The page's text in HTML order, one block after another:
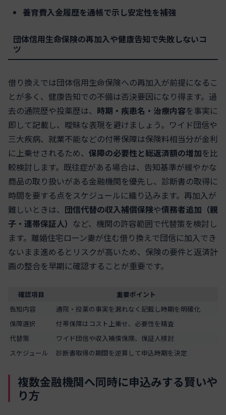
養育費入金履歴を通帳で示し安定性を補強
団体信用生命保険の再加入や健康告知で失敗しないコ
ツ
借り換えでは団体信用生命保険への再加入が前提になるこ
とが多く、健康告知での不備は否決要因になり得ます。過
去の通院歴や投薬歴は、 時期・疾患名・治療内容を事実に
即して記載し、曖昧な表現を避けましょう。ワイド団信や
三大疾病、就業不能などの付帯保障は保険料相当分が金利
に上乗せされるため、 保障の必要性と総返済額の増加を比
較検討します。既往症がある場合は、告知基準が緩やかな
商品の取り扱いがある金融機関を優先し、診断書の取得に
時間を要する点をスケジュールに織り込みます。再加入が
難しいときは、 団信代替の収入補償保険や債務者追加（親
子・連帯保証人） など、機関の許容範囲で代替策を検討し
ます。離婚住宅ローン妻が住む借り換えで団信に加入でき
ないまま進めるとリスクが高いため、保険の要件と返済計
画の整合を早期に確認することが重要です。
確認項目
重要ポイント
告知内容
通院・投薬の事実を漏れなく記載し時期を明確化
保障選択
付帯保障はコスト上乗せ、必要性を精査
代替策
ワイド団信や収入補償保険、保証人検討
スケジュール
診断書取得の期間を逆算して申込時期を決定
複数金融機関へ同時に申込みする賢いや
り方